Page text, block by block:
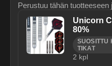
Perustuu tähän
Unicorn
80%
SUOSITTU
TIKAT
2 kpl